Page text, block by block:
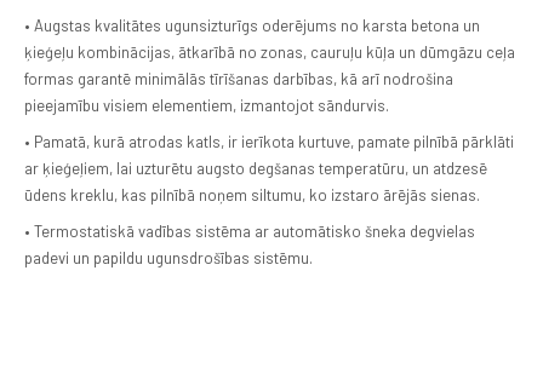
• Augstas kvalitātes ugunsizturīgs oderējums no karsta betona un
ķieģeļu kombinācijas, ātkarībā no zonas, cauruļu kūļa un dūmgāzu ceļa
formas garantē minimālās tīrīšanas darbības, kā arī nodrošina
pieejamību visiem elementiem, izmantojot sāndurvis.
• Pamatā, kurā atrodas katls, ir ierīkota kurtuve, pamate pilnībā pārklāti
ar ķieģeļiem, lai uzturētu augsto degšanas temperatūru, un atdzesē
ūdens kreklu, kas pilnībā noņem siltumu, ko izstaro ārējās sienas.
• Termostatiskā vadības sistēma ar automātisko šneka degvielas
padevi un papildu ugunsdrošības sistēmu.